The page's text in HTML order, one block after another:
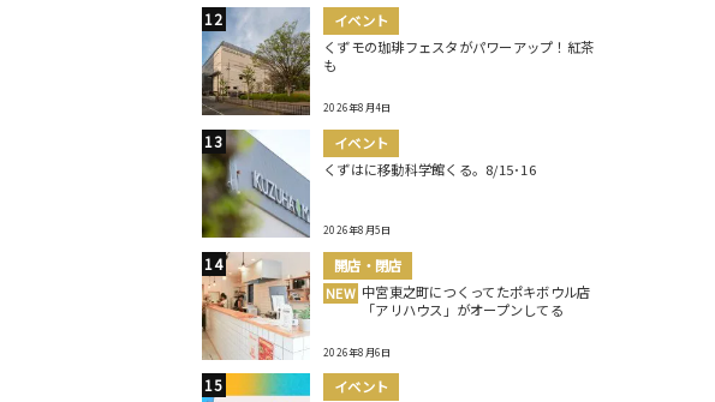
イベント
くずモの珈琲フェスタがパワーアップ！紅茶
も
2026年8月4日
イベント
くずはに移動科学館くる。8/15･16
2026年8月5日
開店・閉店
NEW 中宮東之町につくってたポキボウル店
「アリハウス」がオープンしてる
2026年8月6日
イベント